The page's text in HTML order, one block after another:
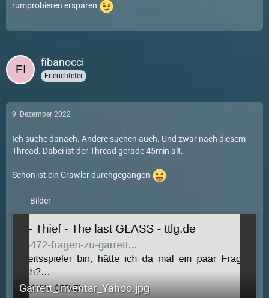
rumprobieren ersparen
fibanocci
Erleuchteter
9. Dezember 2022
Ich suche danach. Andere suchen auch. Und zwar nach diesem
Thread. Dabei ist der Thread gerade 45min alt.
Schon ist ein Crawler durchgegangen
Bilder
Garrett_Inventar_Yahoo.jpg